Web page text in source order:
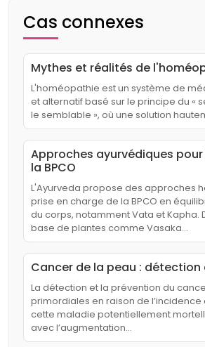
Cas connexes
Mythes et réalités de
L'homéopathie est un système de
et alternatif basé sur le principe du «
le semblable », où une solution
Approches ayurvédiques
la BPCO
L'Ayurveda propose des approches
prise en charge de la BPCO en
du corps, notamment Vata et Kapha.
base de plantes comme Vasaka…
Cancer de la peau :
La détection et la prévention du
primordiales en raison de
cette maladie potentiellement
avec l’augmentation…